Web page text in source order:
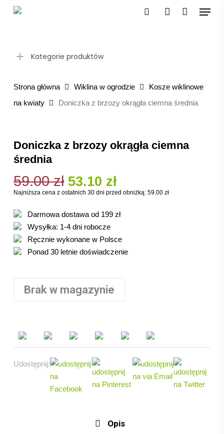
Skip
Menu
Kategorie produktów
Strona główna Wiklina w ogrodzie
Kosze wiklinowe
na kwiaty
Doniczka z brzozy okrągła ciemna średnia
Doniczka z brzozy okrągła ciemna
średnia
59.00zł Pierwotna
cena
wynosiła:
59.00 zł.
53.10 złAktualna
cena
wynosi:
Najniższa cena z ostatnich 30 dni przed obniżką: 59.00 zł
Darmowa dostawa od 199 zł
Wysyłka: 1-4 dni robocze
Ręcznie wykonane w Polsce
Ponad 30 letnie doświadczenie
Brak w magazynie
Udostępnij:
Opis